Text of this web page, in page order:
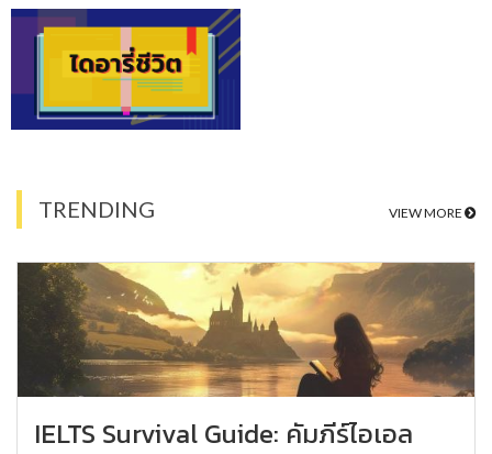
TRENDING VIEW MORE
IELTS Survival Guide: คัมภีร์ไอเอล